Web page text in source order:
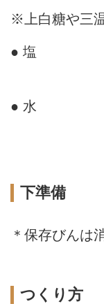
※上白糖や三
● 塩
● 水
下準備
＊保存びんは
つくり方